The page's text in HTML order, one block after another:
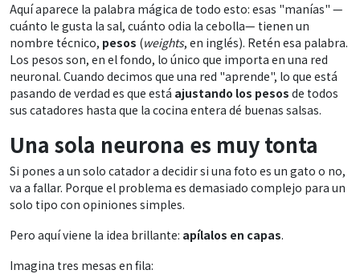
Aquí aparece la palabra mágica de todo esto: esas "manías" —
cuánto le gusta la sal, cuánto odia la cebolla— tienen un
nombre técnico, pesos (weights, en inglés). Retén esa palabra.
Los pesos son, en el fondo, lo único que importa en una red
neuronal. Cuando decimos que una red "aprende", lo que está
pasando de verdad es que está ajustando los pesos de todos
sus catadores hasta que la cocina entera dé buenas salsas.
Una sola neurona es muy tonta
Si pones a un solo catador a decidir si una foto es un gato o no,
va a fallar. Porque el problema es demasiado complejo para un
solo tipo con opiniones simples.
Pero aquí viene la idea brillante: apílalos en capas.
Imagina tres mesas en fila: